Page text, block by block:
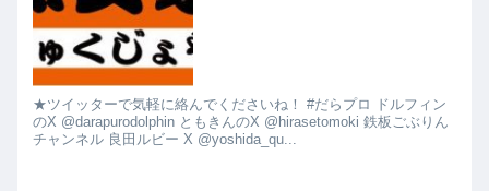
★ツイッターで気軽に絡んでくださいね！ #だらプロ ドルフィン
のX @darapurodolphin ともきんのX @hirasetomoki 鉄板ごぶりん
チャンネル 良田ルビー X @yoshida_qu...